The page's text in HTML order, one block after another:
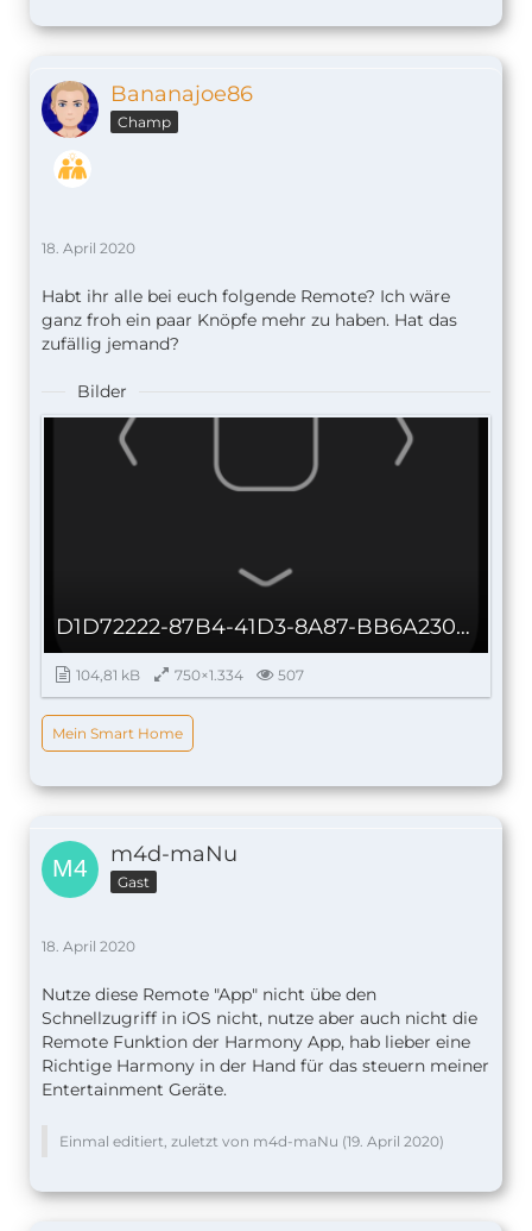
}
Bananajoe86
Champ
18. April 2020
Habt ihr alle bei euch folgende Remote? Ich wäre
ganz froh ein paar Knöpfe mehr zu haben. Hat das
zufällig jemand?
Bilder
D1D72222-87B4-41D3-8A87-BB6A230C21AB.png
104,81 kB 750×1.334 507
Mein Smart Home
m4d-maNu
Gast
18. April 2020
Nutze diese Remote "App" nicht übe den
Schnellzugriff in iOS nicht, nutze aber auch nicht die
Remote Funktion der Harmony App, hab lieber eine
Richtige Harmony in der Hand für das steuern meiner
Entertainment Geräte.
Einmal editiert, zuletzt von m4d-maNu (19. April 2020)